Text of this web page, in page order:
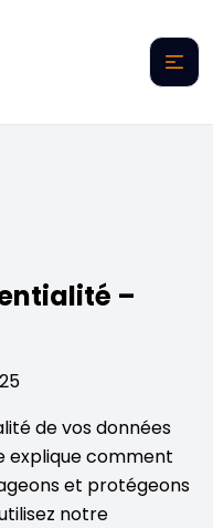
–
de vos données
explique comment
et protégeons
notre